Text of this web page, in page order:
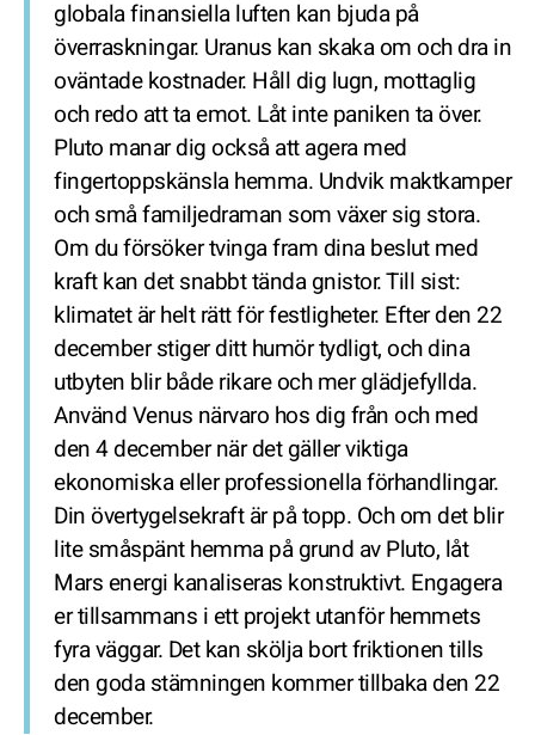
globala finansiella luften kan bjuda på
överraskningar. Uranus kan skaka om och dra in
oväntade kostnader. Håll dig lugn, mottaglig
och redo att ta emot. Låt inte paniken ta över.
Pluto manar dig också att agera med
fingertoppskänsla hemma. Undvik maktkamper
och små familjedraman som växer sig stora.
Om du försöker tvinga fram dina beslut med
kraft kan det snabbt tända gnistor. Till sist:
klimatet är helt rätt för festligheter. Efter den 22
december stiger ditt humör tydligt, och dina
utbyten blir både rikare och mer glädjefyllda.
Använd Venus närvaro hos dig från och med
den 4 december när det gäller viktiga
ekonomiska eller professionella förhandlingar.
Din övertygelsekraft är på topp. Och om det blir
lite småspänt hemma på grund av Pluto, låt
Mars energi kanaliseras konstruktivt. Engagera
er tillsammans i ett projekt utanför hemmets
fyra väggar. Det kan skölja bort friktionen tills
den goda stämningen kommer tillbaka den 22
december.